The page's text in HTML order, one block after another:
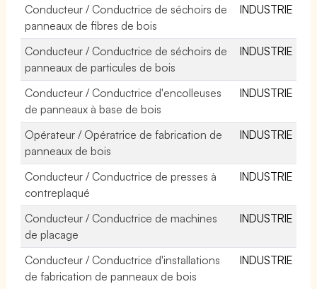
Conducteur / Conductrice de séchoirs de
panneaux de fibres de bois
INDUSTRIE
Conducteur / Conductrice de séchoirs de
panneaux de particules de bois
INDUSTRIE
Conducteur / Conductrice d'encolleuses
de panneaux à base de bois
INDUSTRIE
Opérateur / Opératrice de fabrication de
panneaux de bois
INDUSTRIE
Conducteur / Conductrice de presses à
contreplaqué
INDUSTRIE
Conducteur / Conductrice de machines
de placage
INDUSTRIE
Conducteur / Conductrice d'installations
de fabrication de panneaux de bois
INDUSTRIE